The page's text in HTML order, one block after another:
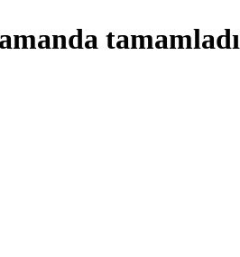
tamamladı